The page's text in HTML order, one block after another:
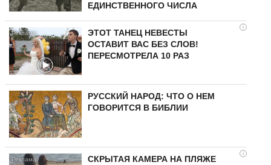
ЕДИНСТВЕННОГО ЧИСЛА
i
ЭТОТ ТАНЕЦ НЕВЕСТЫ
ОСТАВИТ ВАС БЕЗ СЛОВ!
ПЕРЕСМОТРЕЛА 10 РАЗ
РУССКИЙ НАРОД: ЧТО О НЕМ
ГОВОРИТСЯ В БИБЛИИ
i
СКРЫТАЯ КАМЕРА НА ПЛЯЖЕ